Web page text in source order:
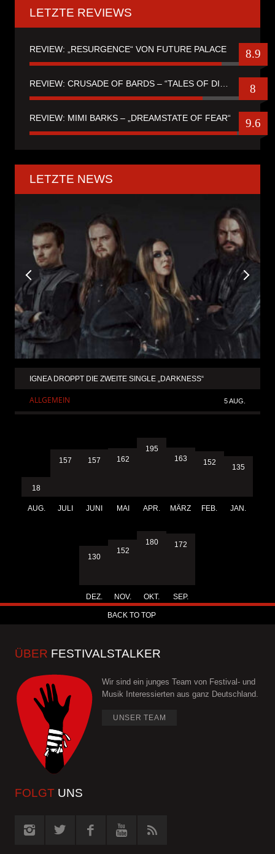
LETZTE REVIEWS
REVIEW: „RESURGENCE“ VON FUTURE PALACE 8.9
8
REVIEW: MIMI BARKS – „DREAMSTATE OF FEAR“ 9.6
LETZTE NEWS
IGNEA DROPPT DIE ZWEITE SINGLE „DARKNESS“
ALLGEMEIN 5 AUG.
18
AUG.
157
JULI
157
JUNI
162
MAI
195
APR.
163
MÄRZ
152
FEB.
135
JAN.
130
DEZ.
152
NOV.
180
OKT.
172
SEP.
BACK TO TOP
ÜBER FESTIVALSTALKER
Wir sind ein junges Team von Festival- und
Musik Interessierten aus ganz Deutschland.
UNSER TEAM
FOLGT UNS